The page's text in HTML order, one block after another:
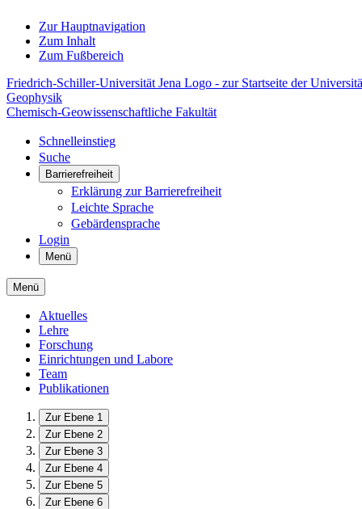
Zur Hauptnavigation
Zum Inhalt
Zum Fußbereich
Friedrich-Schiller-Universität Jena Logo - zur Startseite der
Geophysik
Chemisch-Geowissenschaftliche Fakultät
Schnelleinstieg
Suche
Barrierefreiheit
Erklärung zur Barrierefreiheit
Leichte Sprache
Gebärdensprache
Login
Menü
Menü
Aktuelles
Lehre
Forschung
Einrichtungen und Labore
Team
Publikationen
Zur Ebene 1
Zur Ebene 2
Zur Ebene 3
Zur Ebene 4
Zur Ebene 5
Zur Ebene 6